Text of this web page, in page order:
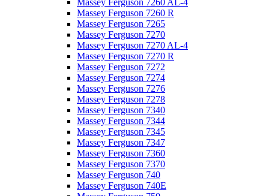
Massey Ferguson 7260 AL-4
Massey Ferguson 7260 R
Massey Ferguson 7265
Massey Ferguson 7270
Massey Ferguson 7270 AL-4
Massey Ferguson 7270 R
Massey Ferguson 7272
Massey Ferguson 7274
Massey Ferguson 7276
Massey Ferguson 7278
Massey Ferguson 7340
Massey Ferguson 7344
Massey Ferguson 7345
Massey Ferguson 7347
Massey Ferguson 7360
Massey Ferguson 7370
Massey Ferguson 740
Massey Ferguson 740E